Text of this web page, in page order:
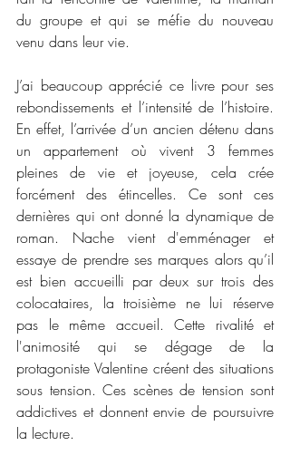
du groupe et qui se méfie du nouveau
venu dans leur vie.
J’ai beaucoup apprécié ce livre pour ses
rebondissements et l’intensité de l’histoire.
En effet, l’arrivée d’un ancien détenu dans
un appartement où vivent 3 femmes
pleines de vie et joyeuse, cela crée
forcément des étincelles. Ce sont ces
dernières qui ont donné la dynamique de
roman. Nache vient d'emménager et
essaye de prendre ses marques alors qu’il
est bien accueilli par deux sur trois des
colocataires, la troisième ne lui réserve
pas le même accueil. Cette rivalité et
l'animosité qui se dégage de la
protagoniste Valentine créent des situations
sous tension. Ces scènes de tension sont
addictives et donnent envie de poursuivre
la lecture.